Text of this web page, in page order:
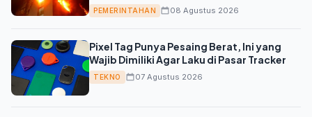
PEMERINTAHAN 08 Agustus 2026
Pixel Tag Punya Pesaing Berat, Ini yang
Wajib Dimiliki Agar Laku di Pasar Tracker
TEKNO 07 Agustus 2026